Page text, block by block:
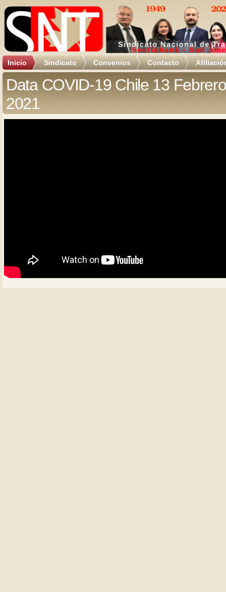
Inicio Sindicato Convenios Contacto
Data COVID-19 Chile 13 Febrero
2021